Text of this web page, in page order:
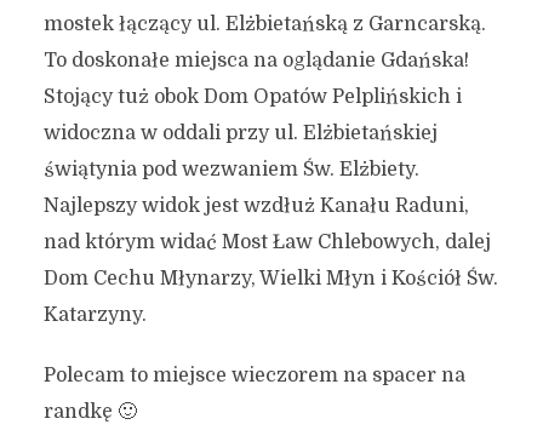
mostek łączący ul. Elżbietańską z Garncarską.
To doskonałe miejsca na oglądanie Gdańska!
Stojący tuż obok Dom Opatów Pelplińskich i
widoczna w oddali przy ul. Elżbietańskiej
świątynia pod wezwaniem Św. Elżbiety.
Najlepszy widok jest wzdłuż Kanału Raduni,
nad którym widać Most Ław Chlebowych, dalej
Dom Cechu Młynarzy, Wielki Młyn i Kościół Św.
Katarzyny.
Polecam to miejsce wieczorem na spacer na
randkę 🙂